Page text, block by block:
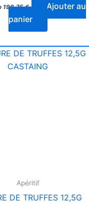
198,75€
Ajouter au
panier
Apéritif
DE TRUFFES 12,5G